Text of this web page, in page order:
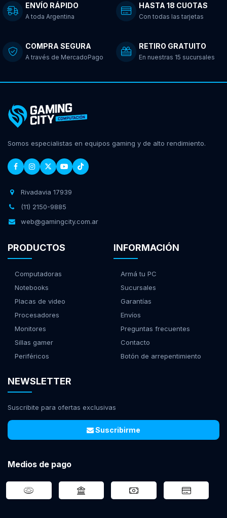
ENVÍO RÁPIDO
A toda Argentina
HASTA 18 CUOTAS
Con todas las tarjetas
COMPRA SEGURA
A través de MercadoPago
RETIRO GRATUITO
En nuestras 15 sucursales
Somos especialistas en equipos gaming y de alto rendimiento.
Rivadavia 17939
(11) 2150-9885
web@gamingcity.com.ar
PRODUCTOS
Computadoras
Notebooks
Placas de video
Procesadores
Monitores
Sillas gamer
Periféricos
INFORMACIÓN
Armá tu PC
Sucursales
Garantías
Envíos
Preguntas frecuentes
Contacto
Botón de arrepentimiento
NEWSLETTER
Suscribite para ofertas exclusivas
Suscribirme
Medios de pago